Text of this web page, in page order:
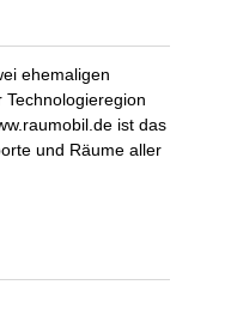
ehemaligen
ist das
und Räume aller